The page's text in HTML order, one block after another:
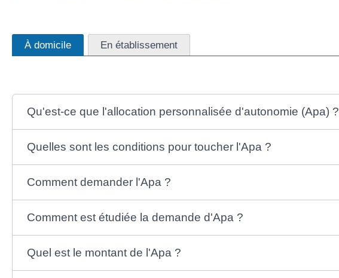
À domicile En établissement
Qu'est-ce que l'allocation personnalisée d'autonomie (Apa) ?
Quelles sont les conditions pour toucher l'Apa ?
Comment demander l'Apa ?
Comment est étudiée la demande d'Apa ?
Quel est le montant de l'Apa ?